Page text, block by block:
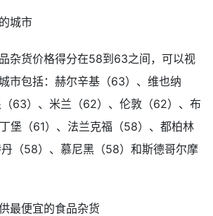
城市
杂货价格得分在58到63之间，可以视
市包括：赫尔辛基（63）、维也纳
（63）、米兰（62）、伦敦（62）、布
堡（61）、法兰克福（58）、都柏林
丹（58）、慕尼黑（58）和斯德哥尔摩
最便宜的食品杂货